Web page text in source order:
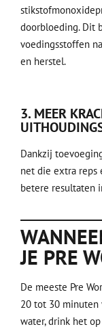
doorbloeding. Dit
voedingsstoffen
en herstel.
3. MEER
Dankzij
net die extra
betere resultaten
JE PRE
De meeste Pre
20 tot 30 minuten
water, drink het